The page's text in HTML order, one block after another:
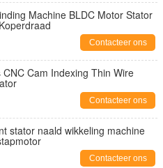
Machine BLDC Motor Stator
Contacteer ons
Cam Indexing Thin Wire
Contacteer ons
stator naald wikkeling machine
Contacteer ons